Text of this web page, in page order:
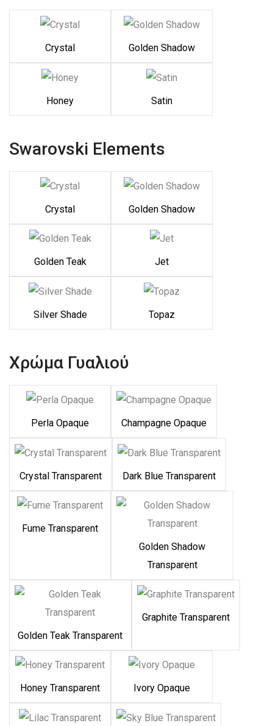
Crystal Golden Shadow
Honey Satin
Swarovski Elements
Crystal Golden Shadow
Golden Teak Jet
Silver Shade Topaz
Χρώμα Γυαλιού
Perla Opaque Champagne Opaque
Crystal Transparent Dark Blue Transparent
Fume Transparent
Golden Shadow
Transparent
Golden Teak Transparent
Graphite Transparent
Honey Transparent Ivory Opaque